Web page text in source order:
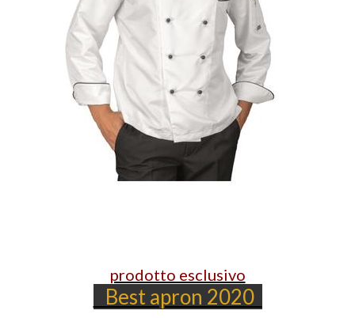
prodotto esclusivo
Best apron 2020